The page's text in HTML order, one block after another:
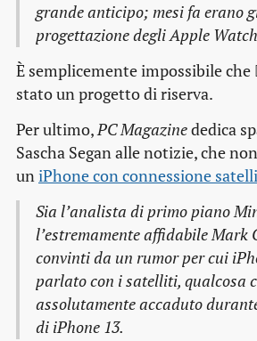
grande anticipo; mesi fa erano
progettazione degli Apple
È semplicemente impossibile che
stato un progetto di riserva.
Per ultimo,PC Magazinededica
Sascha Segan alle notizie, che
uniPhone con connessione
Sia l’analista di primo piano
l’estremamente affidabile Mark
convinti da un rumor per cui
parlato con i satelliti, qualcosa
assolutamente accaduto
di iPhone 13.